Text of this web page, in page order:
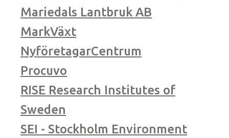
Mariedals Lantbruk AB
MarkVäxt
NyföretagarCentrum
Procuvo
RISE Research Institutes of
Sweden
SEI - Stockholm Environment